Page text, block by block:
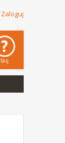
Zaloguj
faq